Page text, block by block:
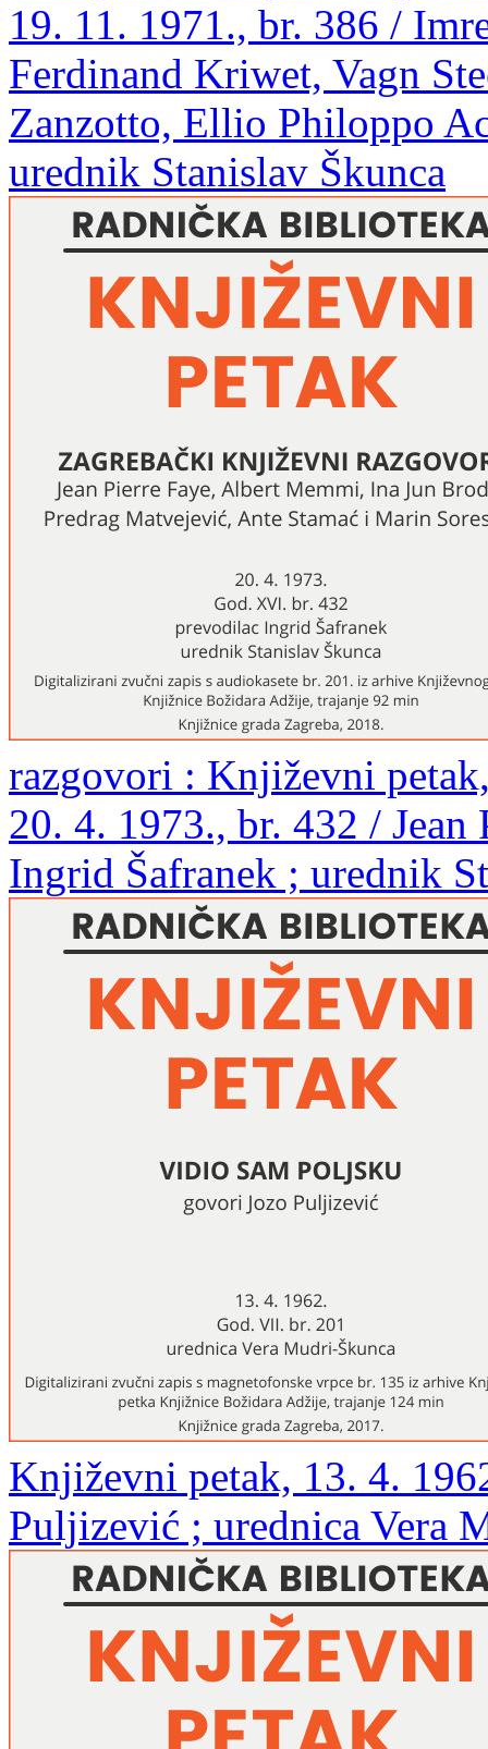
19. 11. 1971., br. 386 /
Ferdinand Kriwet, Vagn
Zanzotto, Ellio Philoppo
urednik Stanislav Škunca
razgovori : Književni
20. 4. 1973., br. 432 /
Ingrid Šafranek ; urednik
Književni petak, 13. 4.
Puljizević ; urednica Vera